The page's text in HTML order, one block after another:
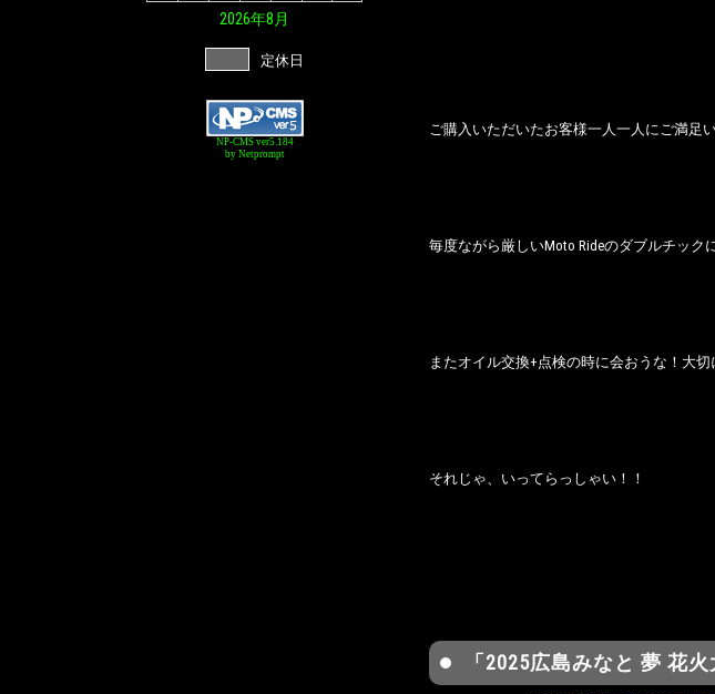
2026年8月
定休日
NP-CMS ver5.184
by Netprompt
ご購入いただいたお客様一人一人にご満足
毎度ながら厳しいMoto Rideのダブルチック
またオイル交換+点検の時に会おうな！大切
それじゃ、いってらっしゃい！！
「2025広島みなと 夢 花